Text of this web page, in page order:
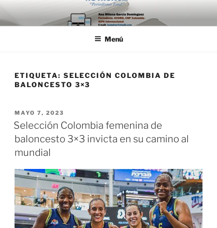
Saltar
al
contenido
Menú
ETIQUETA: SELECCIÓN COLOMBIA DE
BALONCESTO 3×3
PUBLICADO
EL
MAYO 7, 2023
Selección Colombia femenina de
baloncesto 3×3 invicta en su camino al
mundial